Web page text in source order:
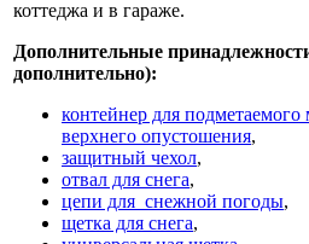
коттеджа и в гараже.
Дополнительные
дополнительно):
контейнер для подметаемого
верхнего опустошения,
защитный чехол,
отвал для снега,
цепи для снежной погоды,
щетка для снега,